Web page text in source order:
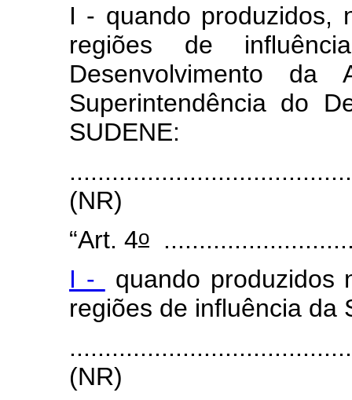
I - quando produzidos,
regiões de
Desenvolvimento
Superintendência do
SUDENE:
(NR)
“Art. 4o
I -
quando produzidos
regiões de influência da
(NR)